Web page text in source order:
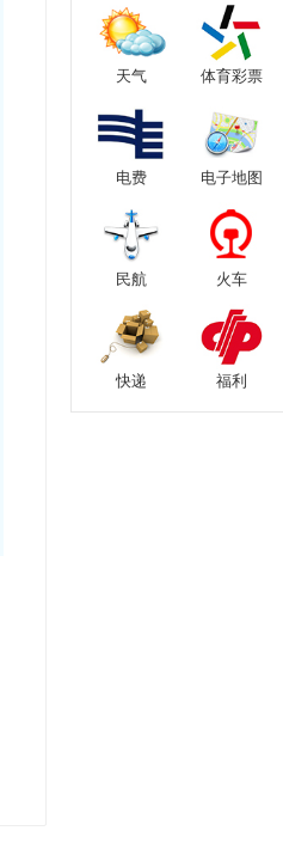
天气 体育彩票
电费 电子地图
民航 火车
快递 福利